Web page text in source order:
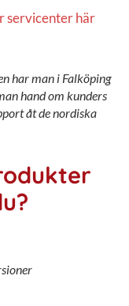
servicenter här
har man i Falköping
hand om kunders
åt de nordiska